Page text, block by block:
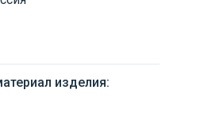
изделия: